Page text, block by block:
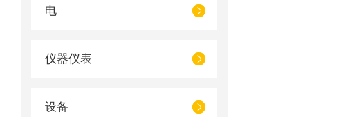
电
仪器仪表
设备